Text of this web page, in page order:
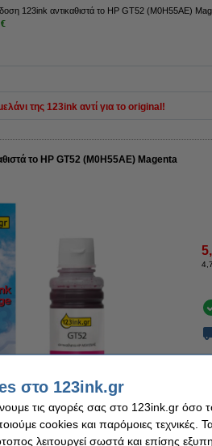
123ink αντικαθιστά το HP GT52 (M0H55AE)
της 123ink αντί για το original!
το HP GT52 (M0H55AE) Magenta
Μεγέθυνση
στο 123ink.gr
τις αγορές σας στο 123ink.gr όσο
cookies και παρόμοιες τεχνικές.
λειτουργεί σωστά και επίσης